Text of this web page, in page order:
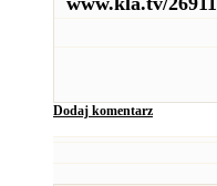
Dodaj komentarz